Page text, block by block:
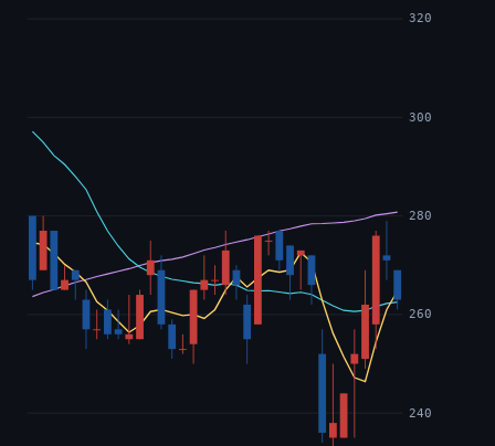
240
260
280
300
320